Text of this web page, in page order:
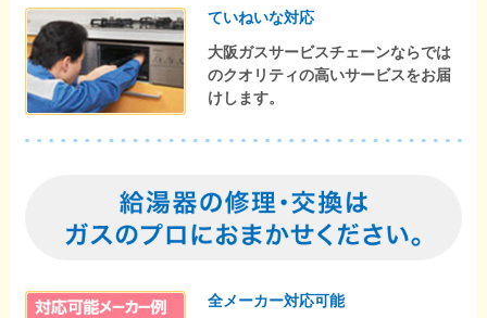
ていねいな対応
大阪ガスサービスチェーンならでは
のクオリティの高いサービスをお届
けします。
全メーカー対応可能